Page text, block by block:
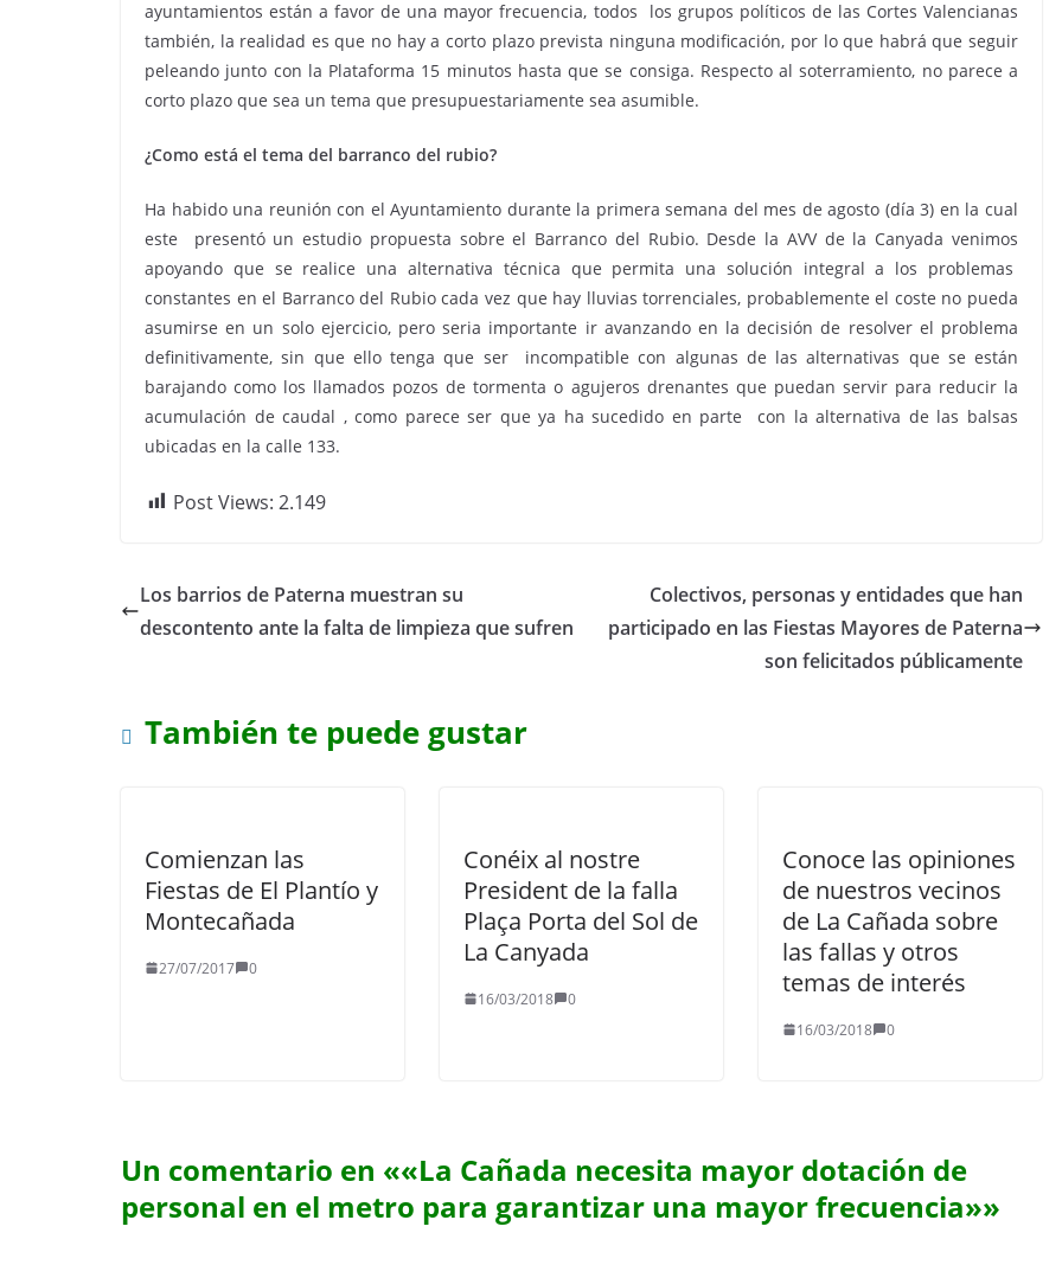
ayuntamientos están a favor de una mayor frecuencia, todos los grupos políticos de las Cortes Valencianas
también, la realidad es que no hay a corto plazo prevista ninguna modificación, por lo que habrá que seguir
peleando junto con la Plataforma 15 minutos hasta que se consiga. Respecto al soterramiento, no parece a
corto plazo que sea un tema que presupuestariamente sea asumible.
¿Como está el tema del barranco del rubio?
Ha habido una reunión con el Ayuntamiento durante la primera semana del mes de agosto (día 3) en la cual
este presentó un estudio propuesta sobre el Barranco del Rubio. Desde la AVV de la Canyada venimos
apoyando que se realice una alternativa técnica que permita una solución integral a los problemas
constantes en el Barranco del Rubio cada vez que hay lluvias torrenciales, probablemente el coste no pueda
asumirse en un solo ejercicio, pero seria importante ir avanzando en la decisión de resolver el problema
definitivamente, sin que ello tenga que ser incompatible con algunas de las alternativas que se están
barajando como los llamados pozos de tormenta o agujeros drenantes que puedan servir para reducir la
acumulación de caudal , como parece ser que ya ha sucedido en parte con la alternativa de las balsas
ubicadas en la calle 133.
Post Views: 2.149
Los barrios de Paterna muestran su
descontento ante la falta de limpieza que sufren
Colectivos, personas y entidades que han
participado en las Fiestas Mayores de Paterna
son felicitados públicamente
También te puede gustar
Comienzan las
Fiestas de El Plantío y
Montecañada
27/07/2017 0
Conéix al nostre
President de la falla
Plaça Porta del Sol de
La Canyada
16/03/2018 0
Conoce las opiniones
de nuestros vecinos
de La Cañada sobre
las fallas y otros
temas de interés
16/03/2018 0
Un comentario en ««La Cañada necesita mayor dotación de
personal en el metro para garantizar una mayor frecuencia»»